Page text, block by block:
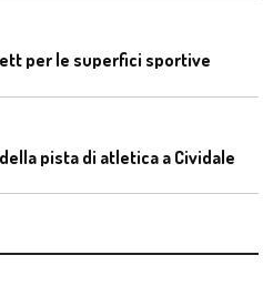
per le superfici sportive